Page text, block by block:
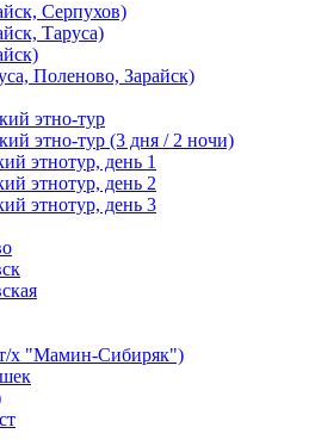
Серпухов)
Таруса)
Поленово, Зарайск)
этно-тур
этно-тур (3 дня / 2 ночи)
этнотур, день 1
этнотур, день 2
этнотур, день 3
х "Мамин-Сибиряк")